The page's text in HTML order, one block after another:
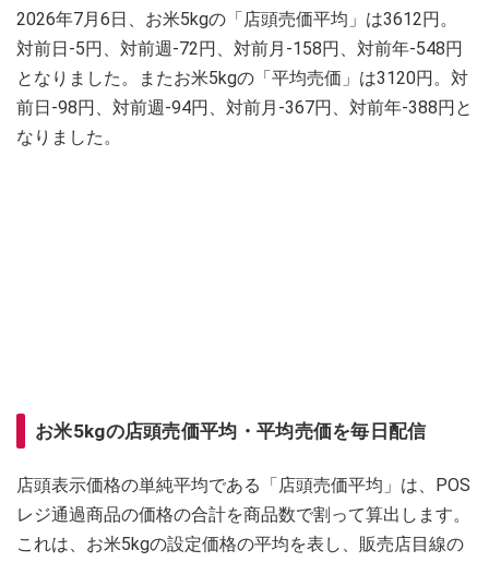
2026年7月6日、お米5kgの「店頭売価平均」は3612円。
対前日-5円、対前週-72円、対前月-158円、対前年-548円
となりました。またお米5kgの「平均売価」は3120円。対
前日-98円、対前週-94円、対前月-367円、対前年-388円と
なりました。
お米5kgの店頭売価平均・平均売価を毎日配信
店頭表示価格の単純平均である「店頭売価平均」は、POS
レジ通過商品の価格の合計を商品数で割って算出します。
これは、お米5kgの設定価格の平均を表し、販売店目線の